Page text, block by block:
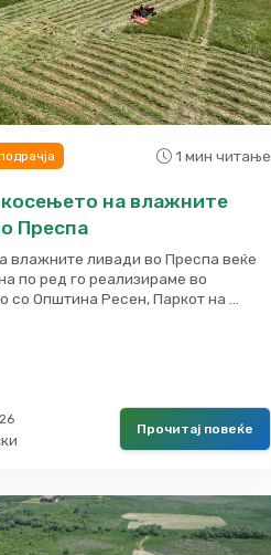
1 мин читање
на влажните
Преспа
влажните ливади во Преспа веќе
по ред го реализираме во
со Општина Ресен, Паркот на …
Прочитај повеќе